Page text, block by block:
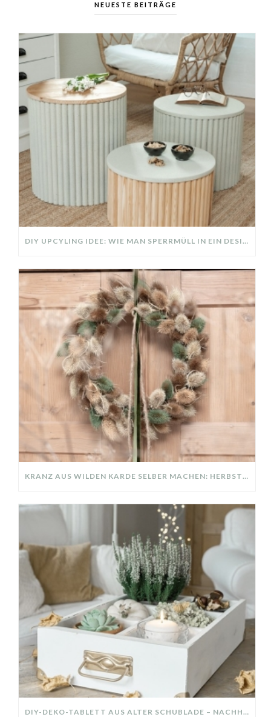
NEUESTE BEITRÄGE
DIY UPCYLING IDEE: WIE MAN SPERRMÜLL IN EIN DESIGNER TEIL VERWANDELT
KRANZ AUS WILDEN KARDE SELBER MACHEN: HERBSTDEKO GANZ EINFACH
DIY-DEKO-TABLETT AUS ALTER SCHUBLADE – NACHHALTIGE HERBSTDEKO SELBER MACHEN!